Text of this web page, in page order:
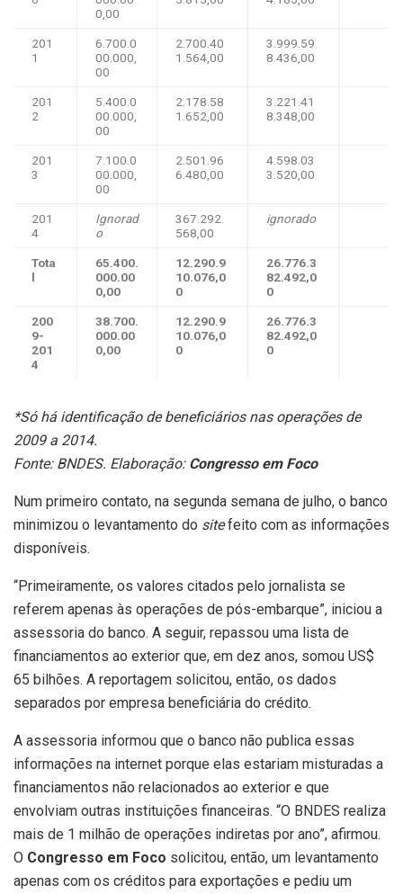
0,00
201
1
6.700.0
00.000,
00
2.700.40
1.564,00
3.999.59
8.436,00
201
2
5.400.0
00.000,
00
2.178.58
1.652,00
3.221.41
8.348,00
201
3
7.100.0
00.000,
00
2.501.96
6.480,00
4.598.03
3.520,00
201
4
Ignorad
o
367.292.
568,00
ignorado
Tota
l
65.400.
000.00
0,00
12.290.9
10.076,0
0
26.776.3
82.492,0
0
200
9-
201
4
38.700.
000.00
0,00
12.290.9
10.076,0
0
26.776.3
82.492,0
0
*Só há identificação de beneficiários nas operações de
2009 a 2014.
Fonte: BNDES. Elaboração: Congresso em Foco
Num primeiro contato, na segunda semana de julho, o banco
minimizou o levantamento do sitefeito com as informações
disponíveis.
“Primeiramente, os valores citados pelo jornalista se
referem apenas às operações de pós-embarque”, iniciou a
assessoria do banco. A seguir, repassou uma lista de
financiamentos ao exterior que, em dez anos, somou US$
65 bilhões. A reportagem solicitou, então, os dados
separados por empresa beneficiária do crédito.
A assessoria informou que o banco não publica essas
informações na internet porque elas estariam misturadas a
financiamentos não relacionados ao exterior e que
envolviam outras instituições financeiras. “O BNDES realiza
mais de 1 milhão de operações indiretas por ano”, afirmou.
O Congresso em Foco solicitou, então, um levantamento
apenas com os créditos para exportações e pediu um